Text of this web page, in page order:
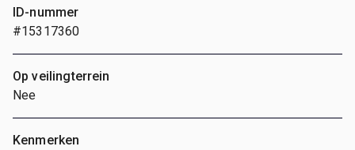
ID-nummer
#15317360
Op veilingterrein
Nee
Kenmerken